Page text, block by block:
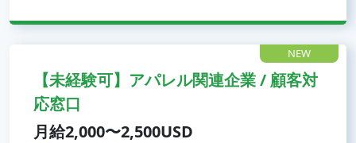
NEW
【未経験可】アパレル関連企業 / 顧客対
応窓口
月給2,000〜2,500USD